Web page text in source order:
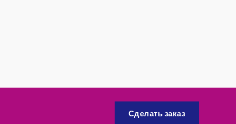
Сделать заказ